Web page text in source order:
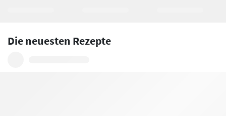
Die neuesten Rezepte